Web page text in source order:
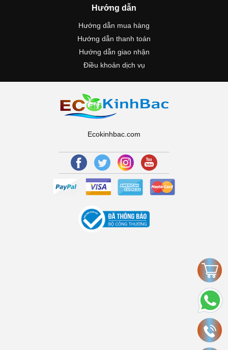
Hướng dẫn
Hướng dẫn mua hàng
Hướng dẫn thanh toán
Hướng dẫn giao nhận
Điều khoản dịch vụ
Ecokinhbac.com